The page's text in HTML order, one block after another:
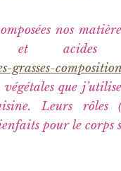
nos
et acides
grasses-
que
Leurs rôles
pour le corps